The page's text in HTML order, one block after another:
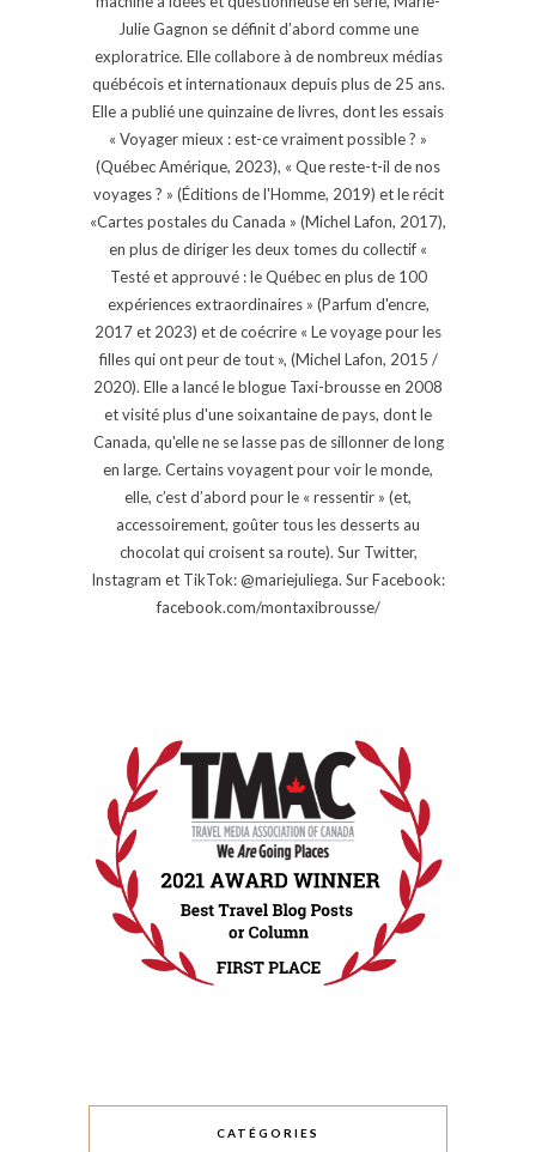
Julie Gagnon se définit d’abord comme une
exploratrice. Elle collabore à de nombreux médias
québécois et internationaux depuis plus de 25 ans.
Elle a publié une quinzaine de livres, dont les essais
« Voyager mieux : est-ce vraiment possible ? »
(Québec Amérique, 2023), « Que reste-t-il de nos
voyages ? » (Éditions de l'Homme, 2019) et le récit
«Cartes postales du Canada » (Michel Lafon, 2017),
en plus de diriger les deux tomes du collectif «
Testé et approuvé : le Québec en plus de 100
expériences extraordinaires » (Parfum d'encre,
2017 et 2023) et de coécrire « Le voyage pour les
filles qui ont peur de tout », (Michel Lafon, 2015 /
2020). Elle a lancé le blogue Taxi-brousse en 2008
et visité plus d'une soixantaine de pays, dont le
Canada, qu'elle ne se lasse pas de sillonner de long
en large. Certains voyagent pour voir le monde,
elle, c’est d’abord pour le « ressentir » (et,
accessoirement, goûter tous les desserts au
chocolat qui croisent sa route). Sur Twitter,
Instagram et TikTok: @mariejuliega. Sur Facebook:
facebook.com/montaxibrousse/
CATÉGORIES